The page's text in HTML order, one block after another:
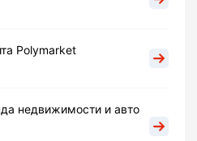
Polymarket
недвижимости и авто